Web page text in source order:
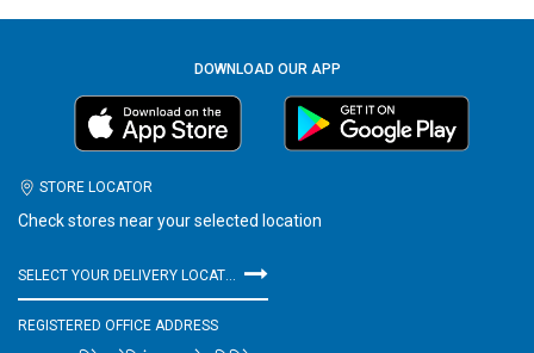
DOWNLOAD OUR APP
STORE LOCATOR
Check stores near your selected location
SELECT YOUR DELIVERY LOCATION
REGISTERED OFFICE ADDRESS